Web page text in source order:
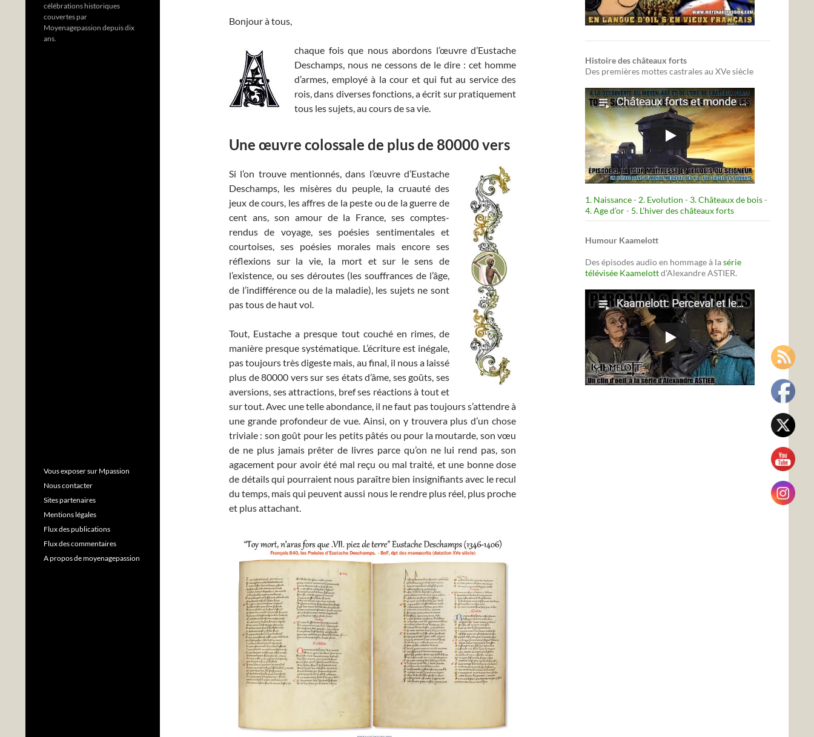
Bonjour à tous,
chaque fois que nous abordons l’œuvre d’Eustache
Deschamps, nous ne cessons de le dire : cet homme
d’armes, employé à la cour et qui fut au service des
rois, dans diverses fonctions, a écrit sur pratiquement
tous les sujets, au cours de sa vie.
Une œuvre colossale de plus de 80000 vers
Si l’on trouve mentionnés, dans l’œuvre d’Eustache
Deschamps, les misères du peuple, la cruauté des
jeux de cours, les affres de la peste ou de la guerre de
cent ans, son amour de la France, ses comptes-
rendus de voyage, ses poésies sentimentales et
courtoises, ses poésies morales mais encore ses
réflexions sur la vie, la mort et sur le sens de
l’existence, ou ses déroutes (les souffrances de l’âge,
de l’indifférence ou de la maladie), les sujets ne sont
pas tous de haut vol.
Tout, Eustache a presque tout couché en rimes, de
manière presque systématique. L’écriture est inégale,
pas toujours très digeste mais, au final, il nous a laissé
plus de 80000 vers sur ses états d’âme, ses goûts, ses
aversions, ses attractions, bref ses réactions à tout et
sur tout. Avec une telle abondance, il ne faut pas toujours s’attendre à
une grande profondeur de vue. Ainsi, on y trouvera plus d’un chose
triviale : son goût pour les petits pâtés ou pour la moutarde, son vœu
de ne plus jamais prêter de livres parce qu’on ne lui rend pas, son
agacement pour avoir été mal reçu ou mal traité, et une bonne dose
de détails qui pourraient nous paraître bien insignifiants avec le recul
du temps, mais qui peuvent aussi nous le rendre plus réel, plus proche
et plus attachant.
Histoire des châteaux forts
Des premières mottes castrales au XVe siècle
1. Naissance- 2. Evolution - 3. Châteaux de bois-
4. Age d’or- 5. L’hiver des châteaux forts
Humour Kaamelott
Des épisodes audio en hommage à lasérie
télévisée Kaamelottd'Alexandre ASTIER.
célébrations historiques
couvertes par
Moyenagepassion depuis dix
ans.
Vous exposer sur Mpassion
Nous contacter
Sites partenaires
Mentions légales
Flux des publications
Flux des commentaires
A propos de moyenagepassion